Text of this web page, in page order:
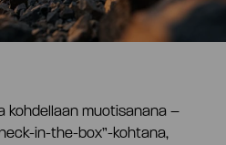
kohdellaan muotisanana –
in-the-box”-kohtana,